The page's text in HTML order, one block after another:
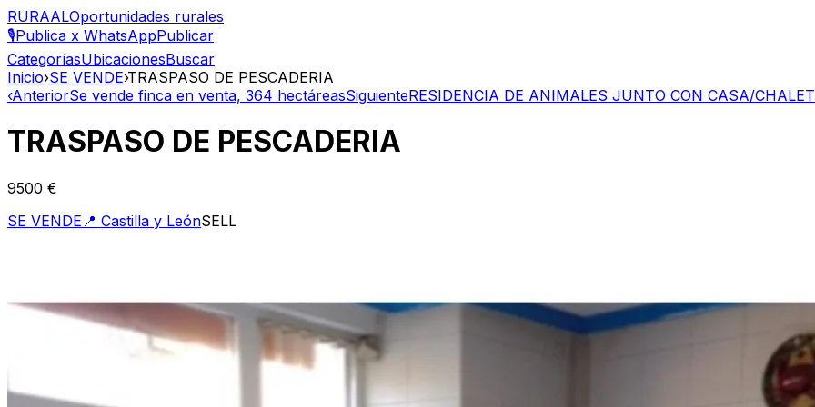
RURAALOportunidades rurales
🎙️Publica x WhatsAppPublicar
CategoríasUbicacionesBuscar
Inicio›SE VENDE›TRASPASO DE PESCADERIA
‹AnteriorSe vende finca en venta, 364 hectáreasSiguienteRESIDENCIA DE ANIMALES JUNTO CON CASA/CHALET
TRASPASO DE PESCADERIA
9500 €
SE VENDE 📍 Castilla y LeónSELL